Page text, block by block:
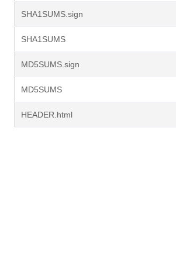
SHA1SUMS.sign
SHA1SUMS
MD5SUMS.sign
MD5SUMS
HEADER.html